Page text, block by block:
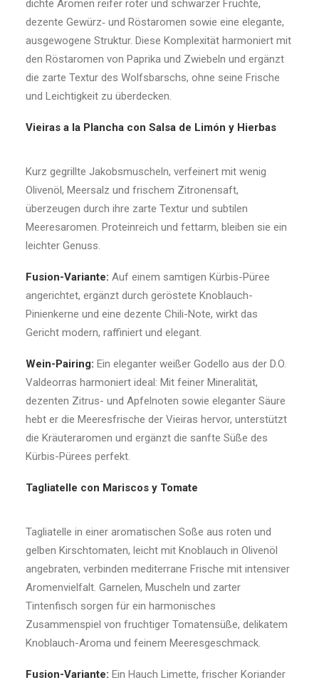
dichte Aromen reifer roter und schwarzer Früchte,
dezente Gewürz‑ und Röstaromen sowie eine elegante,
ausgewogene Struktur. Diese Komplexität harmoniert mit
den Röstaromen von Paprika und Zwiebeln und ergänzt
die zarte Textur des Wolfsbarschs, ohne seine Frische
und Leichtigkeit zu überdecken.
Vieiras a la Plancha con Salsa de Limón y Hierbas
Kurz gegrillte Jakobsmuscheln, verfeinert mit wenig
Olivenöl, Meersalz und frischem Zitronensaft,
überzeugen durch ihre zarte Textur und subtilen
Meeresaromen. Proteinreich und fettarm, bleiben sie ein
leichter Genuss.
Fusion-Variante: Auf einem samtigen Kürbis-Püree
angerichtet, ergänzt durch geröstete Knoblauch-
Pinienkerne und eine dezente Chili-Note, wirkt das
Gericht modern, raffiniert und elegant.
Wein-Pairing: Ein eleganter weißer Godello aus der D.O.
Valdeorras harmoniert ideal: Mit feiner Mineralität,
dezenten Zitrus- und Apfelnoten sowie eleganter Säure
hebt er die Meeresfrische der Vieiras hervor, unterstützt
die Kräuteraromen und ergänzt die sanfte Süße des
Kürbis-Pürees perfekt.
Tagliatelle con Mariscos y Tomate
Tagliatelle in einer aromatischen Soße aus roten und
gelben Kirschtomaten, leicht mit Knoblauch in Olivenöl
angebraten, verbinden mediterrane Frische mit intensiver
Aromenvielfalt. Garnelen, Muscheln und zarter
Tintenfisch sorgen für ein harmonisches
Zusammenspiel von fruchtiger Tomatensüße, delikatem
Knoblauch-Aroma und feinem Meeresgeschmack.
Fusion-Variante: Ein Hauch Limette, frischer Koriander